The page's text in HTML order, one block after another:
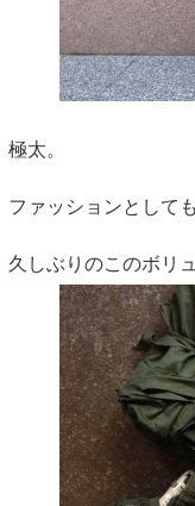
極太。
ファッションとしても
久しぶりのこのボリ